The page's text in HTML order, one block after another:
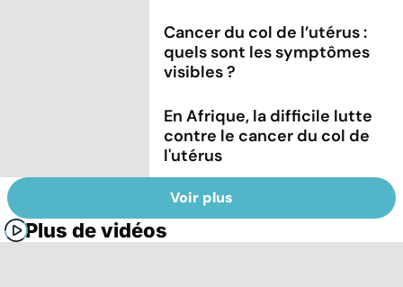
Cancer du col de l’utérus :
quels sont les symptômes
visibles ?
En Afrique, la difficile lutte
contre le cancer du col de
l'utérus
Voir plus
Plus de vidéos